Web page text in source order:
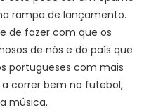
rampa de lançamento.
de fazer com que os
de nós e do país que
portugueses com mais
correr bem no futebol,
música.